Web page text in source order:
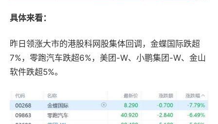
具体来看：
昨日领涨大市的港股科网股集体回调，金蝶国际跌超
7%，零跑汽车跌超6%，美团-W、小鹏集团-W、金山
软件跌超5%。